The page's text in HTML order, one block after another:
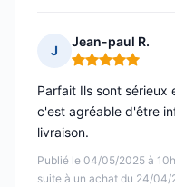
J
Jean-paul R.
Note : 5 sur 5
Publié le 04/05/2025 à
suite à un achat du 24/04/
Parfait Ils sont sérieux
c'est agréable d'être
livraison.